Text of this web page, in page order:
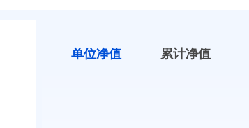
单位净值 累计净值